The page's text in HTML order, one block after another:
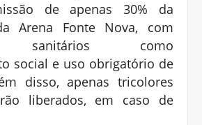
de apenas 30% da
Arena Fonte Nova, com
sanitários como
social e uso obrigatório de
disso, apenas tricolores
liberados, em caso de